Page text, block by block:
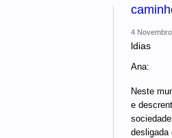
4
ldias
Ana:
Neste
e
desligada